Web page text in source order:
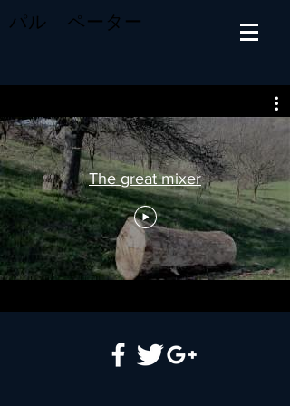
パル ペーター
The great mixer